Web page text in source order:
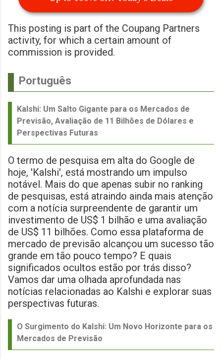
This posting is part of the Coupang Partners
activity, for which a certain amount of
commission is provided.
Português
Kalshi: Um Salto Gigante para os Mercados de
Previsão, Avaliação de 11 Bilhões de Dólares e
Perspectivas Futuras
O termo de pesquisa em alta do Google de
hoje, 'Kalshi', está mostrando um impulso
notável. Mais do que apenas subir no ranking
de pesquisas, está atraindo ainda mais atenção
com a notícia surpreendente de garantir um
investimento de US$ 1 bilhão e uma avaliação
de US$ 11 bilhões. Como essa plataforma de
mercado de previsão alcançou um sucesso tão
grande em tão pouco tempo? E quais
significados ocultos estão por trás disso?
Vamos dar uma olhada aprofundada nas
notícias relacionadas ao Kalshi e explorar suas
perspectivas futuras.
O Surgimento do Kalshi: Um Novo Horizonte para os
Mercados de Previsão